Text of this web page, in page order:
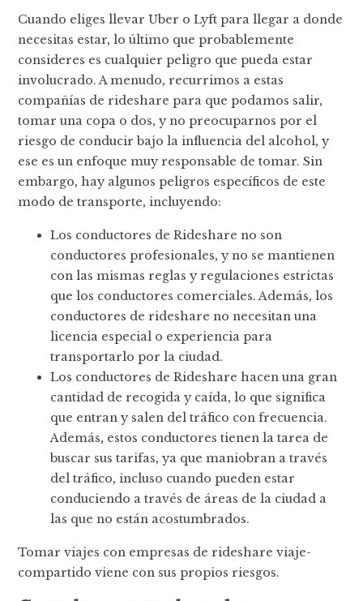
Cuando eliges llevar Uber o Lyft para llegar a donde
necesitas estar, lo último que probablemente
consideres es cualquier peligro que pueda estar
involucrado. A menudo, recurrimos a estas
compañías de rideshare para que podamos salir,
tomar una copa o dos, y no preocuparnos por el
riesgo de conducir bajo la influencia del alcohol, y
ese es un enfoque muy responsable de tomar. Sin
embargo, hay algunos peligros específicos de este
modo de transporte, incluyendo:
Los conductores de Rideshare no son
conductores profesionales, y no se mantienen
con las mismas reglas y regulaciones estrictas
que los conductores comerciales. Además, los
conductores de rideshare no necesitan una
licencia especial o experiencia para
transportarlo por la ciudad.
Los conductores de Rideshare hacen una gran
cantidad de recogida y caída, lo que significa
que entran y salen del tráfico con frecuencia.
Además, estos conductores tienen la tarea de
buscar sus tarifas, ya que maniobran a través
del tráfico, incluso cuando pueden estar
conduciendo a través de áreas de la ciudad a
las que no están acostumbrados.
Tomar viajes con empresas de rideshare viaje-
compartido viene con sus propios riesgos.